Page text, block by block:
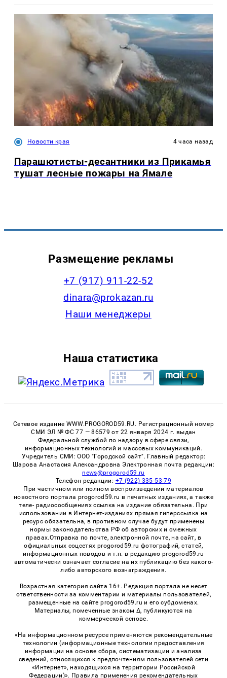
Новости края 4 часа назад
Парашютисты-десантники из Прикамья
тушат лесные пожары на Ямале
Размещение рекламы
+7 (917) 911-22-52
dinara@prokazan.ru
Наши менеджеры
Наша статистика
Сетевое издание WWW.PROGOROD59.RU. Регистрационный номер
СМИ ЭЛ № ФС 77 — 86579 от 22 января 2024 г. выдан
Федеральной службой по надзору в сфере связи,
информационных технологий и массовых коммуникаций.
Учредитель СМИ: ООО "Городской сайт". Главный редактор:
Шарова Анастасия Александровна Электронная почта редакции:
news@progorod59.ru
Телефон редакции: +7 (922) 335-53-79
При частичном или полном воспроизведении материалов
новостного портала progorod59.ru в печатных изданиях, а также
теле- радиосообщениях ссылка на издание обязательна. При
использовании в Интернет-изданиях прямая гиперссылка на
ресурс обязательна, в противном случае будут применены
нормы законодательства РФ об авторских и смежных
правах.Отправка по почте, электронной почте, на сайт, в
официальных соцсетях progorod59.ru фотографий, статей,
информационных поводов и т.п. в редакцию progorod59.ru
автоматически означает согласие на их публикацию без какого-
либо авторского вознаграждения.
Возрастная категория сайта 16+. Редакция портала не несет
ответственности за комментарии и материалы пользователей,
размещенные на сайте progorod59.ru и его субдоменах.
Материалы, помеченные знаком Δ, публикуются на
коммерческой основе.
«На информационном ресурсе применяются рекомендательные
технологии (информационные технологии предоставления
информации на основе сбора, систематизации и анализа
сведений, относящихся к предпочтениям пользователей сети
«Интернет», находящихся на территории Российской
Федерации)». Правила применения рекомендательных